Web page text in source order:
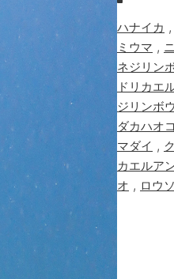
ハナイカ ,
ミウマ ,
ネジリン
ドリカエ
ジリンボウ
ダカハオ
マダイ ,
カエルア
オ , ロウ